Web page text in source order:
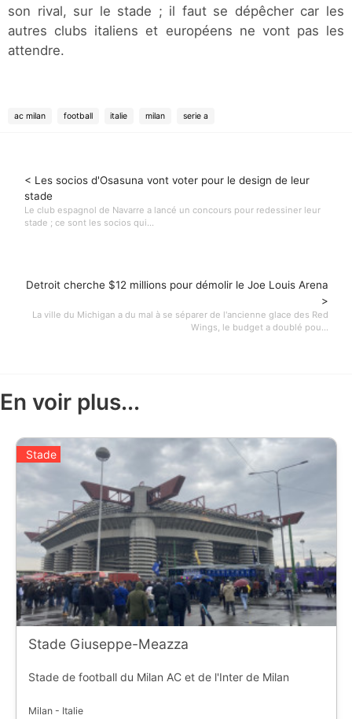
son rival, sur le stade ; il faut se dépêcher car les
autres clubs italiens et européens ne vont pas les
attendre.
ac milan football italie milan serie a
< Les socios d'Osasuna vont voter pour le design de leur
stade
Le club espagnol de Navarre a lancé un concours pour redessiner leur
stade ; ce sont les socios qui...
Detroit cherche $12 millions pour démolir le Joe Louis Arena
>
La ville du Michigan a du mal à se séparer de l'ancienne glace des Red
Wings, le budget a doublé pou...
En voir plus...
Stade
Stade Giuseppe-Meazza
Stade de football du Milan AC et de l'Inter de Milan
Milan - Italie